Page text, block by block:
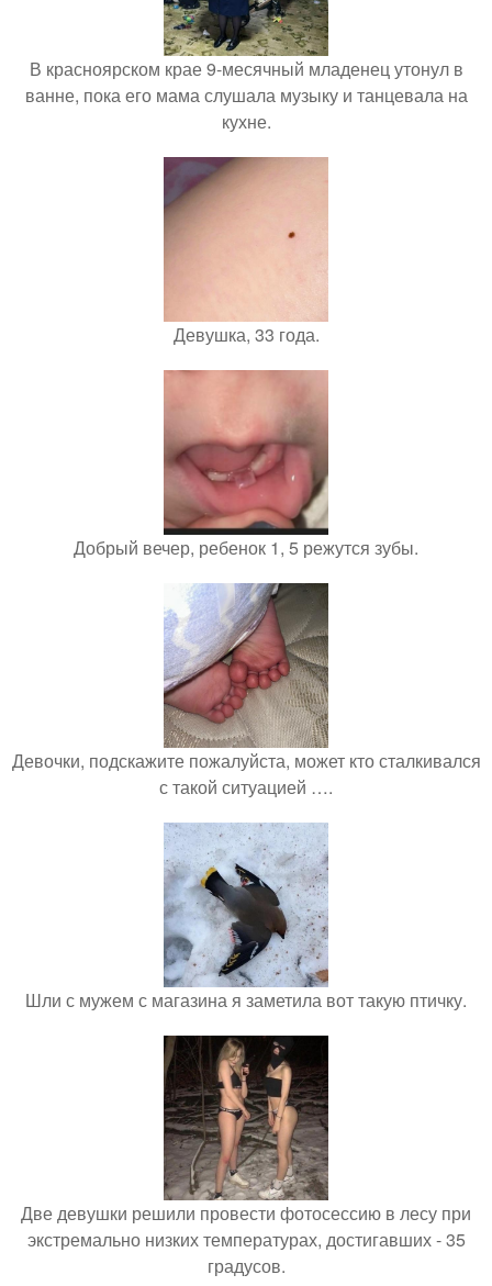
В красноярском крае 9-месячный младенец утонул в
ванне, пока его мама слушала музыку и танцевала на
кухне.
Девушка, 33 года.
Добрый вечер, ребенок 1, 5 режутся зубы.
Девочки, подскажите пожалуйста, может кто сталкивался
с такой ситуацией ….
Шли с мужем с магазина я заметила вот такую птичку.
Две девушки решили провести фотосессию в лесу при
экстремально низких температурах, достигавших - 35
градусов.